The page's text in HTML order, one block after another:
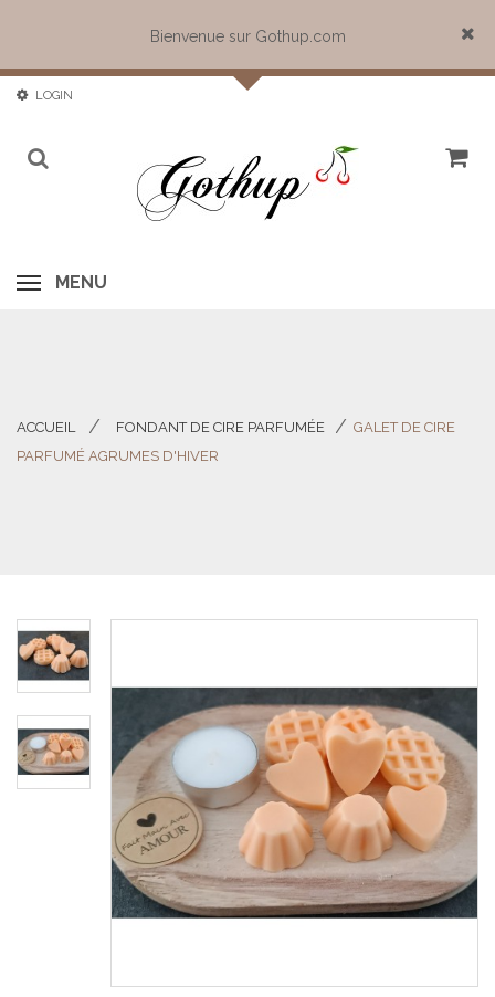
Bienvenue sur Gothup.com
Close
LOGIN
MENU
ACCUEIL
>
FONDANT DE CIRE PARFUMÉE
GALET DE CIRE
PARFUMÉ AGRUMES D'HIVER